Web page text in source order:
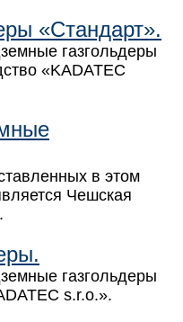
«Стандарт».
газгольдеры
«KADATEC
в этом
Чешская
газгольдеры
s.r.o.».